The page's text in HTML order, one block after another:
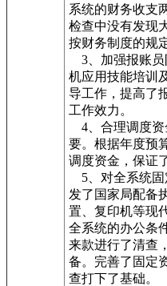
系统的财务收支
检查中没有发现
按财务制度的规
3、加强报账员
机应用技能培训
导工作，提高了
工作效力。
4、合理调度资
要。根据年度预
调度资金，保证
5、对全系统固
发了国家局配备
置、复印机等现
全系统的办公条
来款进行了清查
备。完善了固定
查打下了基础。